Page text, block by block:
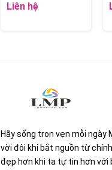
Liên hệ
Hãy sống trọn vẹn mỗi
vời đôi khi bắt nguồn từ
đẹp hơn khi ta tự tin hơn với